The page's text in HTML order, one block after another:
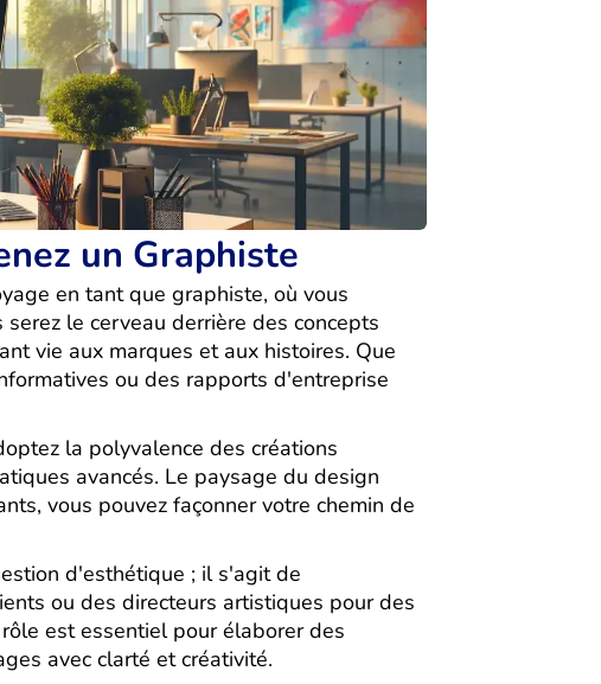
un Graphiste
en tant que graphiste, où vous
le cerveau derrière des concepts
vie aux marques et aux histoires. Que
ou des rapports d'entreprise
la polyvalence des créations
avancés. Le paysage du design
vous pouvez façonner votre chemin de
d'esthétique ; il s'agit de
ou des directeurs artistiques pour des
est essentiel pour élaborer des
avec clarté et créativité.